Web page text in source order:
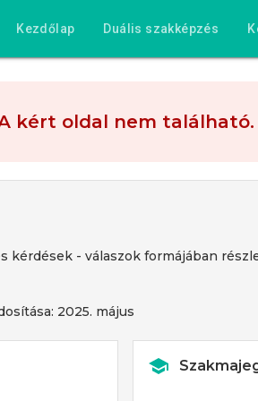
Kezdőlap Duális szakképzés
kért oldal nem található.
kérdések - válaszok formájában
2025. május